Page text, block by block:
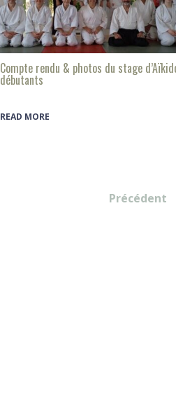
Compte rendu & photos du stage
débutants
READ MORE
Précédent